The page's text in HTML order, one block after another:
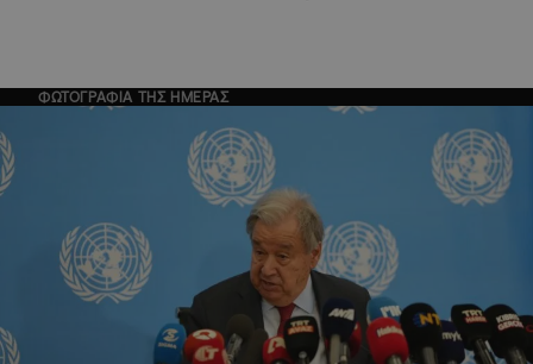
ΦΩΤΟΓΡΑΦΙΑ ΤΗΣ ΗΜΕΡΑΣ